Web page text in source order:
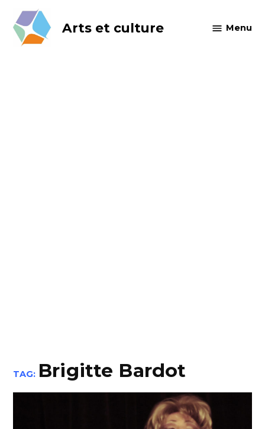
content
Arts et culture Menu
TAG: Brigitte Bardot